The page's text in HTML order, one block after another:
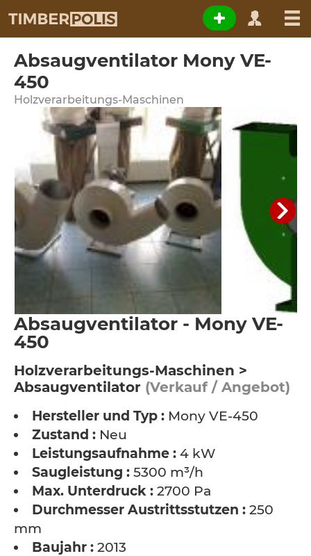
Absaugventilator Mony VE-
450
Holzverarbeitungs-Maschinen
Absaugventilator - Mony VE-
450
Holzverarbeitungs-Maschinen >
Absaugventilator (Verkauf / Angebot)
Hersteller und Typ : Mony VE-450
Zustand : Neu
Leistungsaufnahme : 4 kW
Saugleistung : 5300 m³/h
Max. Unterdruck : 2700 Pa
Durchmesser Austrittsstutzen : 250
mm
Baujahr : 2013